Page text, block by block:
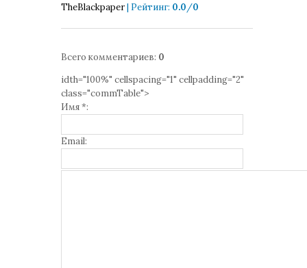
TheBlackpaper| Рейтинг: 0.0/0
Всего комментариев: 0
idth="100%" cellspacing="1" cellpadding="2"
class="commTable">
Имя *:
Email: